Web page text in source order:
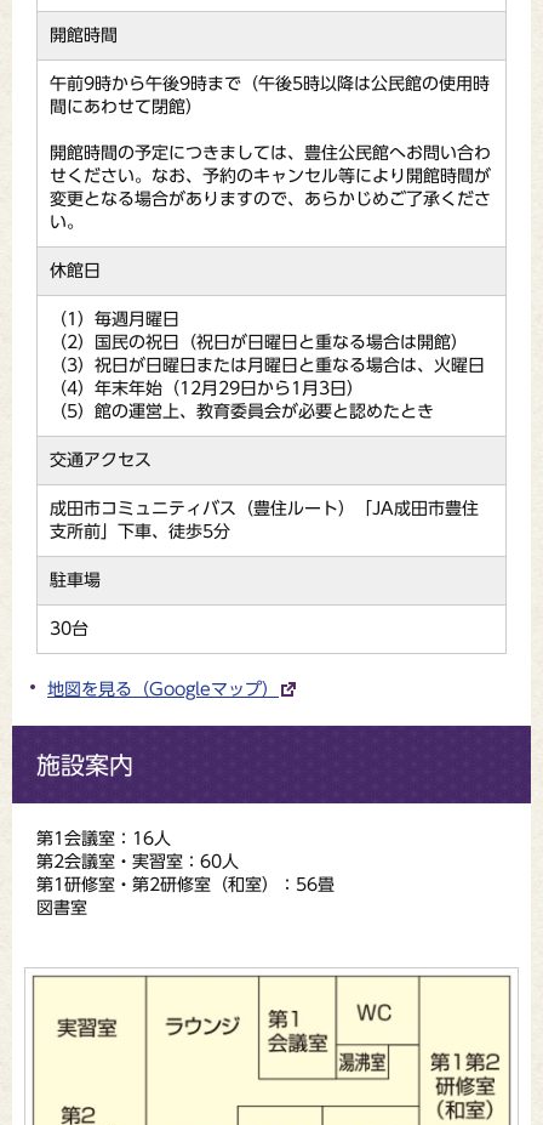
開館時間
午前9時から午後9時まで（午後5時以降は公民館の使用時
間にあわせて閉館）
開館時間の予定につきましては、豊住公民館へお問い合わ
せください。なお、予約のキャンセル等により開館時間が
変更となる場合がありますので、あらかじめご了承くださ
い。
休館日
（1）毎週月曜日
（2）国民の祝日（祝日が日曜日と重なる場合は開館）
（3）祝日が日曜日または月曜日と重なる場合は、火曜日
（4）年末年始（12月29日から1月3日）
（5）館の運営上、教育委員会が必要と認めたとき
交通アクセス
成田市コミュニティバス（豊住ルート）「JA成田市豊住
支所前」下車、徒歩5分
駐車場
30台
地図を見る（Googleマップ）
施設案内
第1会議室：16人
第2会議室・実習室：60人
第1研修室・第2研修室（和室）：56畳
図書室